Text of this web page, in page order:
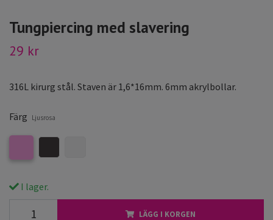
Tungpiercing med slavering
29 kr
316L kirurg stål. Staven är 1,6*16mm. 6mm akrylbollar.
Färg Ljusrosa
I lager.
LÄGG I KORGEN